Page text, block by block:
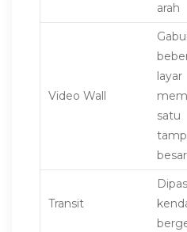
arah
Video Wall
layar
satu
besar
Transit